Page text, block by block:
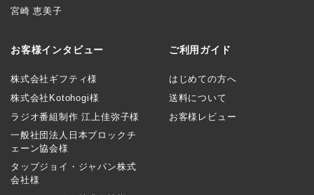
宮崎 恵美子
お客様インタビュー
株式会社ギフティ様
株式会社Kotohogi様
ラジオ番組制作 江上佳弥子様
一般社団法人日本ブロックチ
ェーン協会様
タップジョイ・ジャパン株式
会社様
ご利用ガイド
はじめての方へ
送料について
お客様レビュー